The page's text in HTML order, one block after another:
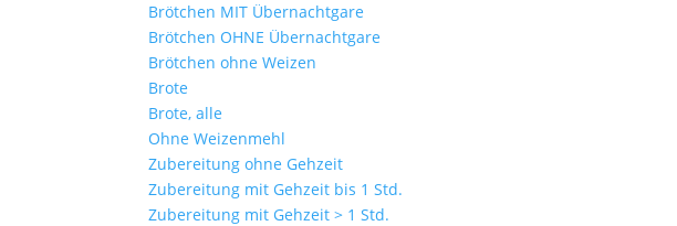
Brötchen MIT Übernachtgare
Brötchen OHNE Übernachtgare
Brötchen ohne Weizen
Brote
Brote, alle
Ohne Weizenmehl
Zubereitung ohne Gehzeit
Zubereitung mit Gehzeit bis 1 Std.
Zubereitung mit Gehzeit > 1 Std.